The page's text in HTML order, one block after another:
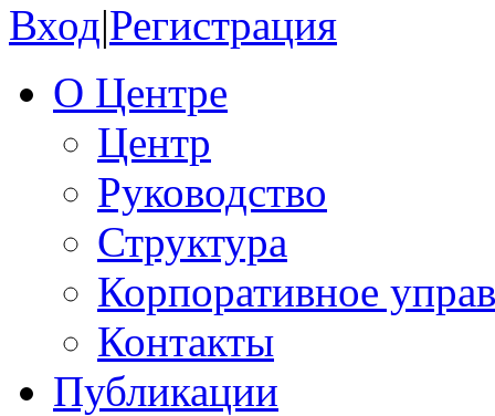
Вход|Регистрация
О Центре
Центр
Руководство
Структура
Корпоративное
Контакты
Публикации